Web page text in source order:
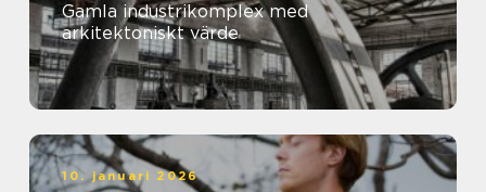
Gamla industrikomplex med
arkitektoniskt värde
10. januari 2026